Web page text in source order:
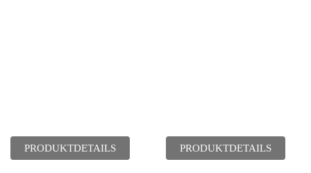
PRODUKTDETAILS PRODUKTDETAILS